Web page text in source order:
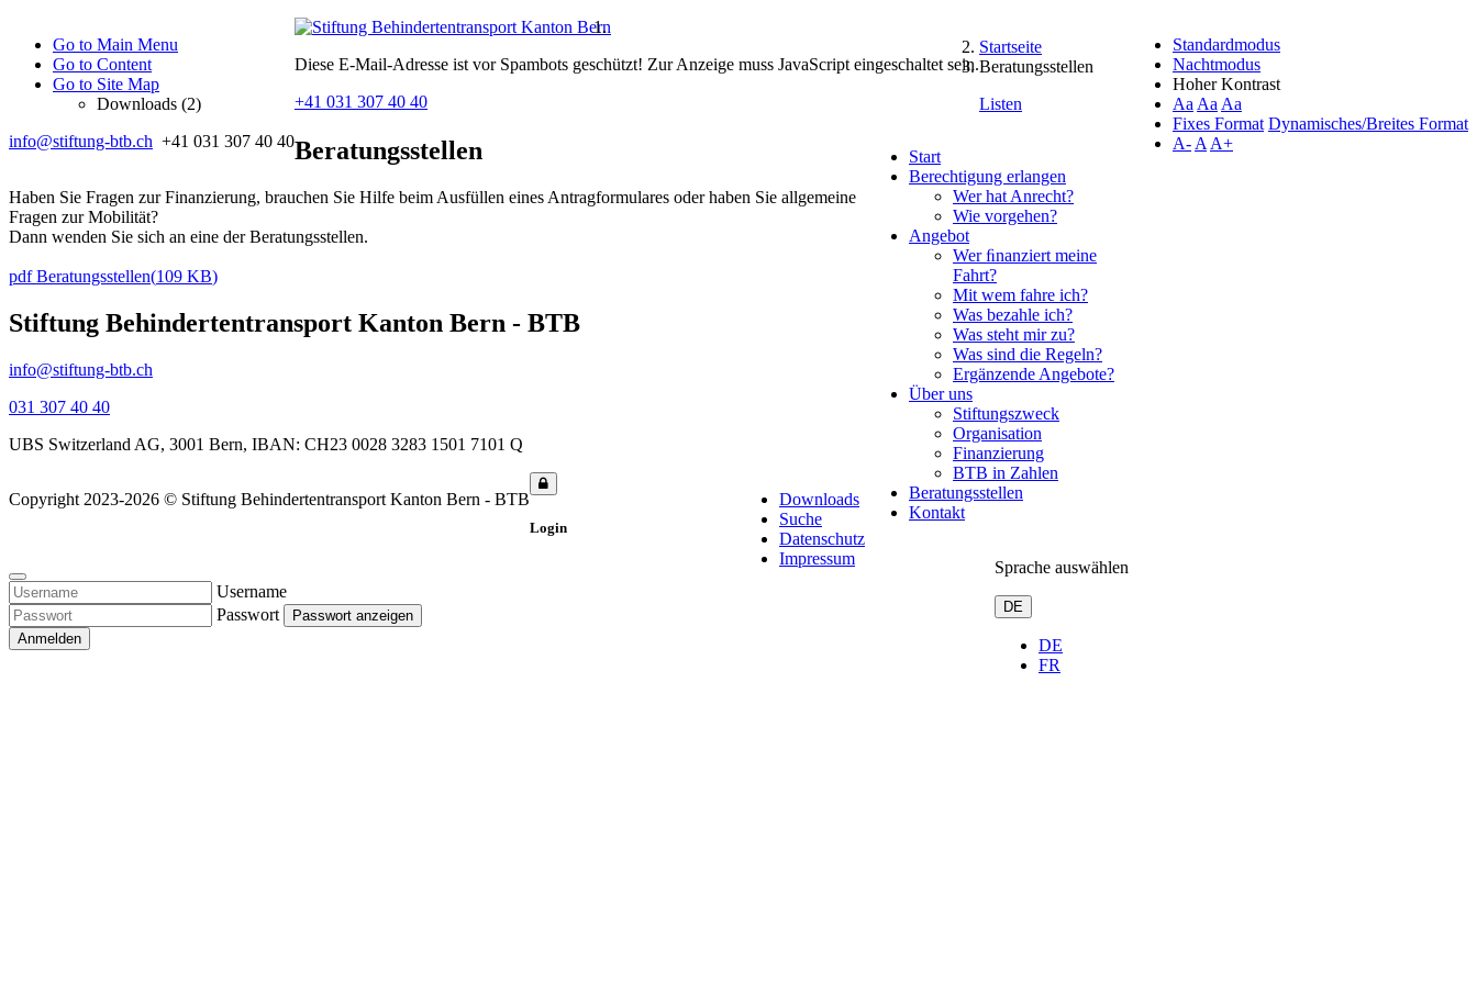
Go to Main Menu
Go to Content
Go to Site Map
Downloads (2)
info@stiftung-btb.ch +41 031 307 40 40
Standardmodus
Nachtmodus
Hoher Kontrast
Aa Aa Aa
Fixes Format Dynamisches/Breites Format
A- A A+
Diese E-Mail-Adresse ist vor Spambots geschützt! Zur Anzeige muss JavaScript eingeschaltet sein.
+41 031 307 40 40
Start
Berechtigung erlangen
Wer hat Anrecht?
Wie vorgehen?
Angebot
Wer ﬁnanziert meine
Fahrt?
Mit wem fahre ich?
Was bezahle ich?
Was steht mir zu?
Was sind die Regeln?
Ergänzende Angebote?
Über uns
Stiftungszweck
Organisation
Finanzierung
BTB in Zahlen
Beratungsstellen
Kontakt
Sprache auswählen
DE
DE
FR
Startseite
Beratungsstellen
Listen
Beratungsstellen
Haben Sie Fragen zur Finanzierung, brauchen Sie Hilfe beim Ausfüllen eines Antragformulares oder haben Sie allgemeine
Fragen zur Mobilität?
Dann wenden Sie sich an eine der Beratungsstellen.
pdfBeratungsstellen(109 KB)
Stiftung Behindertentransport Kanton Bern - BTB
info@stiftung-btb.ch
031 307 40 40
UBS Switzerland AG, 3001 Bern, IBAN: CH23 0028 3283 1501 7101 Q
Copyright 2023-2026 © Stiftung Behindertentransport Kanton Bern - BTB
Downloads
Suche
Datenschutz
Impressum
Login
Username
Passwort
Passwort anzeigen
Anmelden